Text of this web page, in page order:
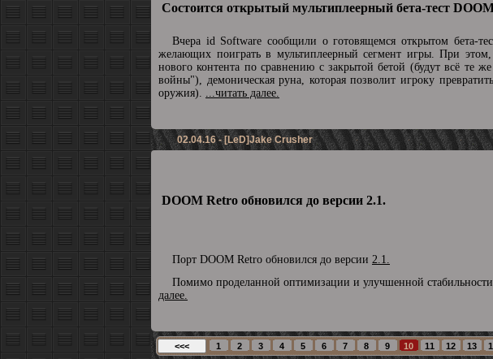
Состоится открытый мультиплеерный бета-тест
Вчера id Software сообщили о готовящемся открытом бета-
желающих поиграть в мультиплеерный сегмент игры. При этом,
нового контента по сравнению с закрытой бетой (будут всё
войны"), демоническая руна, которая позволит игроку
оружия). ...читать далее.
02.04.16 - [LeD]Jake Crusher
DOOM Retro обновился до версии 2.1.
Порт DOOM Retro обновился до версии 2.1.
Помимо проделанной оптимизации и улучшенной
далее.